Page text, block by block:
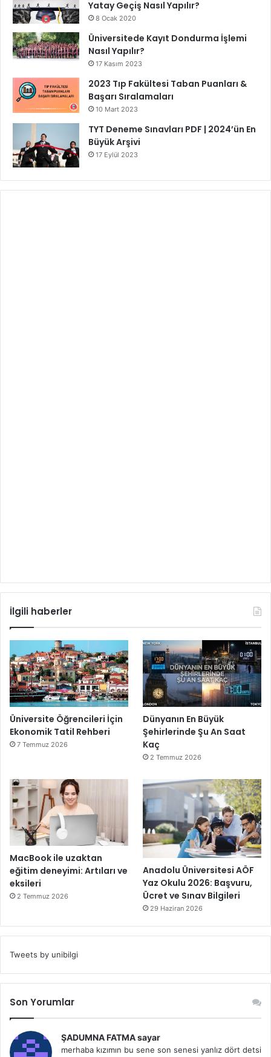
Yatay Geçiş Nasıl Yapılır?
8 Ocak 2020
Üniversitede Kayıt Dondurma İşlemi
Nasıl Yapılır?
17 Kasım 2023
2023 Tıp Fakültesi Taban Puanları &
Başarı Sıralamaları
10 Mart 2023
TYT Deneme Sınavları PDF | 2024’ün En
Büyük Arşivi
17 Eylül 2023
İlgili haberler
Üniversite Öğrencileri İçin
Ekonomik Tatil Rehberi
7 Temmuz 2026
Dünyanın En Büyük
Şehirlerinde Şu An Saat
Kaç
2 Temmuz 2026
MacBook ile uzaktan
eğitim deneyimi: Artıları ve
eksileri
2 Temmuz 2026
Anadolu Üniversitesi AÖF
Yaz Okulu 2026: Başvuru,
Ücret ve Sınav Bilgileri
29 Haziran 2026
Tweets by unibilgi
Son Yorumlar
ŞADUMNA FATMA sayar
merhaba kızımın bu sene son senesi yanlız dört detsi